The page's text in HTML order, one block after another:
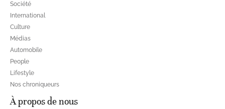
Société
International
Culture
Médias
Automobile
People
Lifestyle
Nos chroniqueurs
À propos de nous